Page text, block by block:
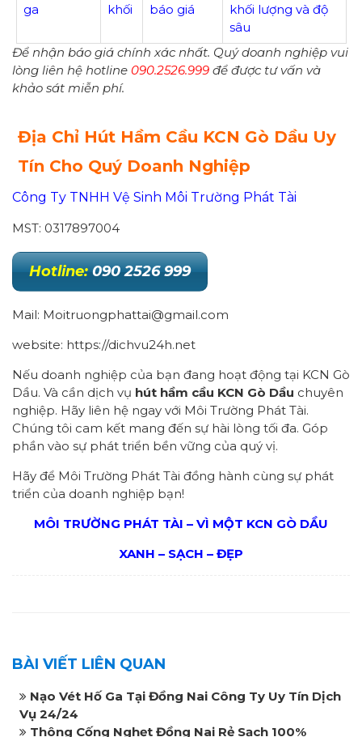
ga
khối
báo giá
khối lượng và độ
sâu
Để nhận báo giá chính xác nhất. Quý doanh nghiệp vui
lòng liên hệ hotline 090.2526.999 để được tư vấn và
khảo sát miễn phí.
Địa Chỉ Hút Hầm Cầu KCN Gò Dầu Uy
Tín Cho Quý Doanh Nghiệp
Công Ty TNHH Vệ Sinh Môi Trường Phát Tài
MST: 0317897004
Hotline: 090 2526 999
Mail: Moitruongphattai@gmail.com
website: https://dichvu24h.net
Nếu doanh nghiệp của bạn đang hoạt động tại KCN Gò
Dầu. Và cần dịch vụ hút hầm cầu KCN Gò Dầu chuyên
nghiệp. Hãy liên hệ ngay với Môi Trường Phát Tài.
Chúng tôi cam kết mang đến sự hài lòng tối đa. Góp
phần vào sự phát triển bền vững của quý vị.
Hãy để Môi Trường Phát Tài đồng hành cùng sự phát
triển của doanh nghiệp bạn!
MÔI TRƯỜNG PHÁT TÀI – VÌ MỘT KCN GÒ DẦU
XANH – SẠCH – ĐẸP
BÀI VIẾT LIÊN QUAN
Nạo Vét Hố Ga Tại Đồng Nai Công Ty Uy Tín Dịch
Vụ 24/24
Thông Cống Nghẹt Đồng Nai Rẻ Sạch 100%